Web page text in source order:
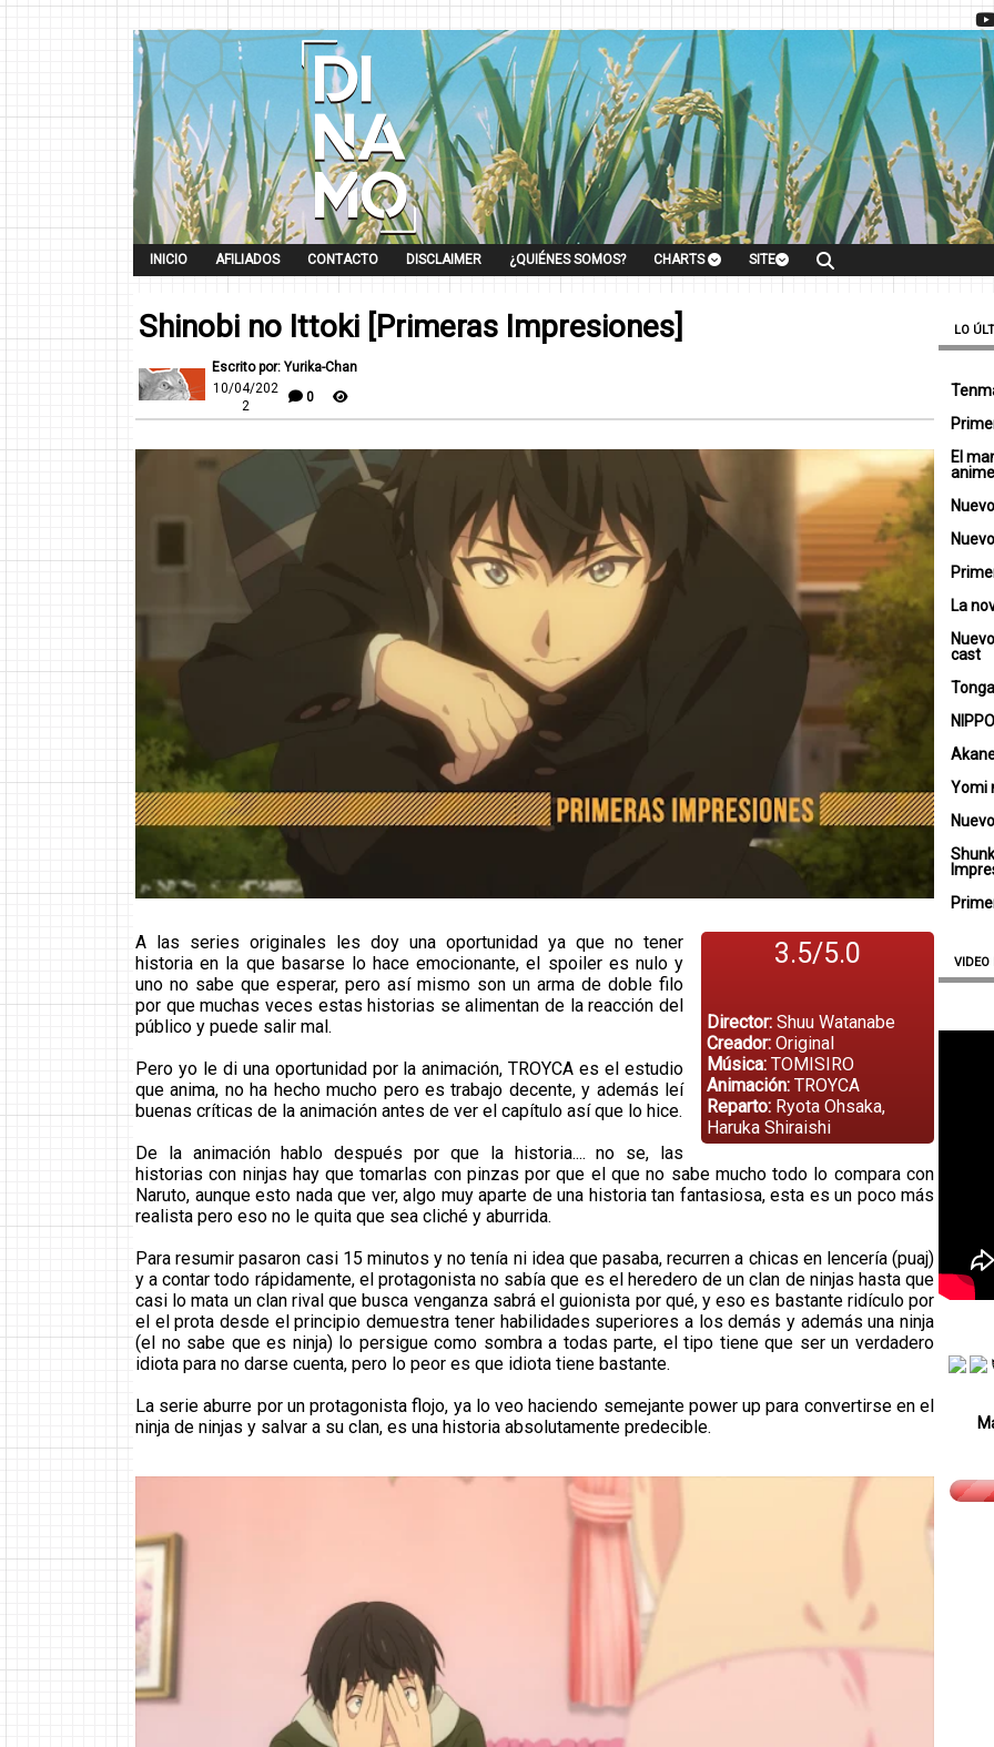
INICIO AFILIADOS CONTACTO DISCLAIMER ¿QUIÉNES SOMOS? CHARTS SITE
Shinobi no Ittoki [Primeras Impresiones]
Escrito por: Yurika-Chan
10/04/202
2
0
3.5/5.0
Director: Shuu Watanabe
Creador: Original
Música: TOMISIRO
Animación: TROYCA
Reparto: Ryota Ohsaka,
Haruka Shiraishi
A las series originales les doy una oportunidad ya que no tener
historia en la que basarse lo hace emocionante, el spoiler es nulo y
uno no sabe que esperar, pero así mismo son un arma de doble filo
por que muchas veces estas historias se alimentan de la reacción del
público y puede salir mal.
Pero yo le di una oportunidad por la animación, TROYCA es el estudio
que anima, no ha hecho mucho pero es trabajo decente, y además leí
buenas críticas de la animación antes de ver el capítulo así que lo hice.
De la animación hablo después por que la historia.... no se, las
historias con ninjas hay que tomarlas con pinzas por que el que no sabe mucho todo lo compara con
Naruto, aunque esto nada que ver, algo muy aparte de una historia tan fantasiosa, esta es un poco más
realista pero eso no le quita que sea cliché y aburrida.
Para resumir pasaron casi 15 minutos y no tenía ni idea que pasaba, recurren a chicas en lencería (puaj)
y a contar todo rápidamente, el protagonista no sabía que es el heredero de un clan de ninjas hasta que
casi lo mata un clan rival que busca venganza sabrá el guionista por qué, y eso es bastante ridículo por
el el prota desde el principio demuestra tener habilidades superiores a los demás y además una ninja
(el no sabe que es ninja) lo persigue como sombra a todas parte, el tipo tiene que ser un verdadero
idiota para no darse cuenta, pero lo peor es que idiota tiene bastante.
La serie aburre por un protagonista flojo, ya lo veo haciendo semejante power up para convertirse en el
ninja de ninjas y salvar a su clan, es una historia absolutamente predecible.
LO
El
anime
La
cast
Yomi
VIDEO